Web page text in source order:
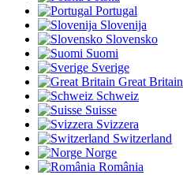
Portugal
Slovenija
Slovensko
Suomi
Sverige
Great Britain
Schweiz
Suisse
Svizzera
Switzerland
Norge
România